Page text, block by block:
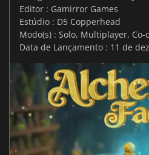
Editor : Gamirror Games
Estúdio : D5 Copperhead
Modo(s) : Solo, Multiplayer, Co-
Data de Lançamento : 11 de